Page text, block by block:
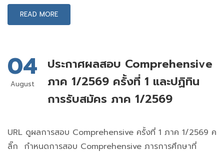
READ MORE
04
August
ประกาศผลสอบ Comprehensive
ภาค 1/2569 ครั้งที่ 1 และปฏิทิน
การรับสมัคร ภาค 1/2569
URL ดูผลการสอบ Comprehensive ครั้งที่ 1 ภาค 1/2569 ค
ลิ๊ก กำหนดการสอบ Comprehensive ภารการศึกษาที่